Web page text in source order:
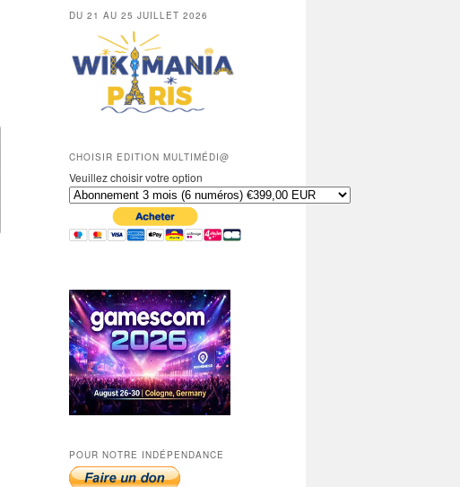
DU 21 AU 25 JUILLET 2026
CHOISIR EDITION MULTIMÉDI@
Veuillez choisir votre option
POUR NOTRE INDÉPENDANCE